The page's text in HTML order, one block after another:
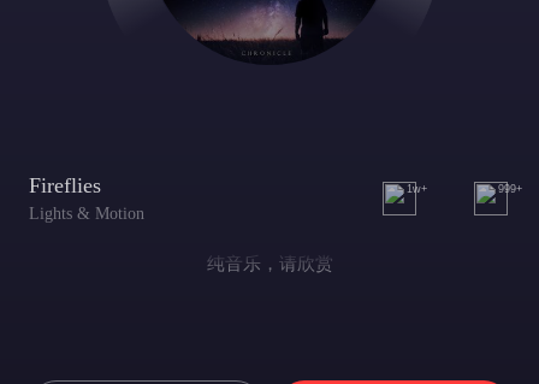
Fireflies
Lights & Motion
1w+ 999+
纯音乐，请欣赏